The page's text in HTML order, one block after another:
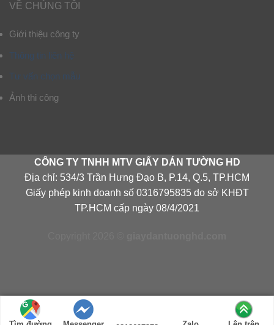
VỀ CHÚNG TÔI
Giới thiệu công ty
Thông tin liên hệ
Tư vấn chọn mẫu
Ảnh thi công
CÔNG TY TNHH MTV GIẤY DÁN TƯỜNG HD
Địa chỉ: 534/3 Trần Hưng Đạo B, P.14, Q.5, TP.HCM
Giấy phép kinh doanh số 0316795835 do sở KHĐT
TP.HCM cấp ngày 08/4/2021